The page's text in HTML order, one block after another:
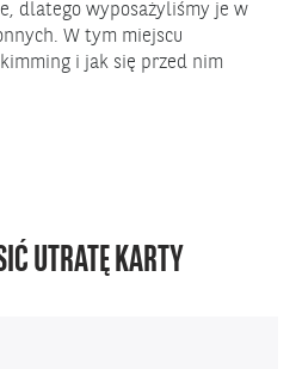
dlatego wyposażyliśmy je w
W tym miejscu
i jak się przed nim
UTRATĘ KARTY